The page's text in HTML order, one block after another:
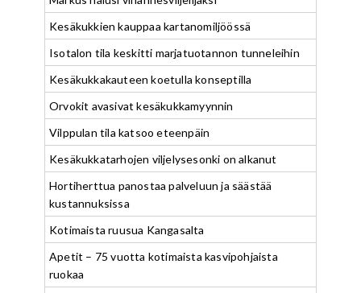
Kesäkukkien kauppaa kartanomiljöössä
Isotalon tila keskitti marjatuotannon tunneleihin
Kesäkukkakauteen koetulla konseptilla
Orvokit avasivat kesäkukkamyynnin
Vilppulan tila katsoo eteenpäin
Kesäkukkatarhojen viljelysesonki on alkanut
Hortiherttua panostaa palveluun ja säästää
kustannuksissa
Kotimaista ruusua Kangasalta
Apetit – 75 vuotta kotimaista kasvipohjaista
ruokaa